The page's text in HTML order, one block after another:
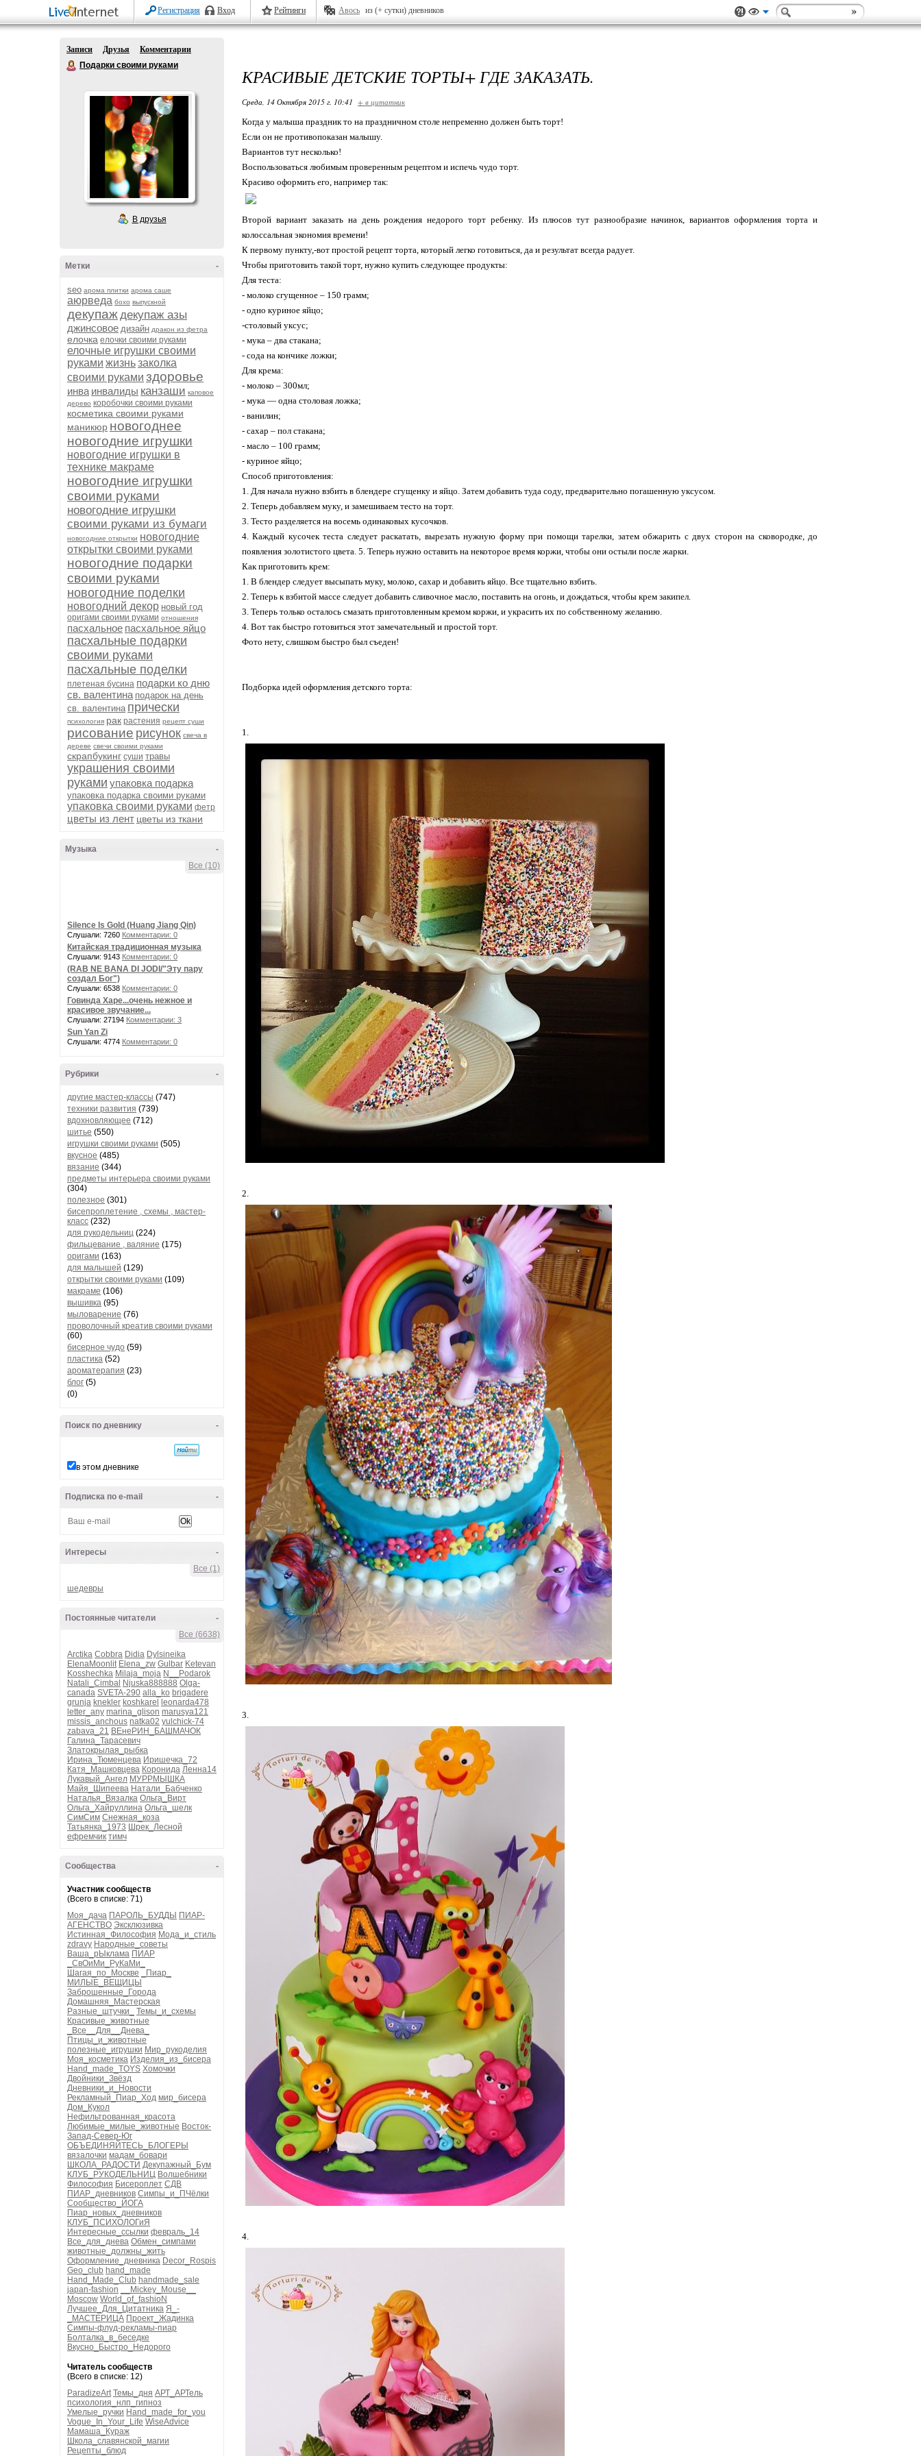
Регистрация Вход Рейтинги Авось из (+ сутки) дневников
Записи Друзья
Комментарии
Подарки своими руками
В друзья
-
Метки
seo арома плитки арома саше
аюрведа бохо выпускной
декупаждекупаж азы
джинсовое дизайн дракон из фетра
елочка елочки своими руками
елочные игрушки своими
руками жизньзаколка
своими руками здоровье
инва инвалиды канзаши каповое
дерево коробочки своими руками
косметика своими руками
маникюр новогоднее
новогодние игрушки
новогодние игрушки в
технике макраме
новогодние игрушки
своими руками
новогодние игрушки
своими руками из бумаги
новогодние открытки новогодние
открытки своими руками
новогодние подарки
своими руками
новогодние поделки
новогодний декор новый год
оригами своими руками отношения
пасхальное пасхальное яйцо
пасхальные подарки
своими руками
пасхальные поделки
плетеная бусина подарки ко дню
св. валентина подарок на день
св. валентина прически
психология рак растения рецепт суши
рисование рисунок свеча в
дереве свечи своими руками
скрапбукинг суши травы
украшения своими
руками упаковка подарка
упаковка подарка своими руками
упаковка своими руками фетр
цветы из лент цветы из ткани
-
Музыка
Все (10)
Silence Is Gold (Huang Jiang Qin)
Слушали: 7260 Комментарии: 0
Китайская традиционная музыка
Слушали: 9143 Комментарии: 0
(RAB NE BANA DI JODI/"Эту пару
создал Бог")
Слушали: 6538 Комментарии: 0
Говинда Харе...очень нежное и
красивое звучание...
Слушали: 27194 Комментарии: 3
Sun Yan Zi
Слушали: 4774 Комментарии: 0
-
Рубрики
другие мастер-классы (747)
техники развития (739)
вдохновляющее (712)
шитье (550)
игрушки своими руками (505)
вкусное (485)
вязание (344)
предметы интерьера своими руками
(304)
полезное (301)
бисепроплетение , схемы , мастер-
класс (232)
для рукодельниц (224)
фильцевание , валяние (175)
оригами (163)
для малышей (129)
открытки своими руками (109)
макраме (106)
вышивка (95)
мыловарение (76)
проволочный креатив своими руками
(60)
бисерное чудо (59)
пластика (52)
ароматерапия (23)
блог (5)
(0)
-
Поиск по дневнику
в этом дневнике
-
Подписка по e-mail
-
Интересы
Все (1)
шедевры
-
Постоянные читатели
Все (6638)
Arctika Cobbra Didia Dylsineika
ElenaMoonlit Elena_zw Gulbar Ketevan
Kosshechka Milaja_moja N__Podarok
Natali_Cimbal Njuska888888 Olga-
canada SVETA-290 alla_ko brigadere
grunja knekler koshkarel
leonarda478
letter_any marina_glison marusya121
missis_anchous natka02 yulchick-74
zabava_21 ВЕнеРИН_БАШМАЧОК
Галина_Тарасевич
Златокрылая_рыбка
Ирина_Тюменцева Иришечка_72
Катя_Машковцева Коронида Ленна14
Лукавый_Ангел МУРРМЫШКА
Майя_Шипеева Натали_Бабченко
Наталья_Вязалка Ольга_Вирт
Ольга_Хайруллина Ольга_шелк
СимСим Снежная_коза
Татьянка_1973 Шрек_Лесной
ефремчик тимч
-
Сообщества
Участник сообществ
(Всего в списке: 71)
Моя_дача ПАРОЛЬ_БУДДЫ ПИАР-
АГЕНСТВО Эксклюзивка
Истинная_Философия Мода_и_стиль
zdravy Народные_советы
Ваша_рЫклама ПИАР
_СвОиМи_РуКаМи_
Шагая_по_Москве
_Пиар_
МИЛЫЕ_ВЕЩИЦЫ
Заброшенные_Города
Домашняя_Мастерская
Разные_штучки_
Темы_и_схемы
Красивые_животные
_Все__Для__Днева_
Птицы_и_животные
полезные_игрушки Мир_рукоделия
Моя_косметика Изделия_из_бисера
Hand_made_TOYS Хомочки
Двойники_Звёзд
Дневники_и_Новости
Рекламный_Пиар_Ход мир_бисера
Дом_Кукол
Нефильтрованная_красота
Любимые_милые_животные Восток-
Запад-Север-Юг
ОБЪЕДИНЯЙТЕСЬ_БЛОГЕРЫ
вязалочки мадам_бовари
ШКОЛА_РАДОСТИ Декупажный_Бум
КЛУБ_РУКОДЕЛЬНИЦ Волшебники
Философия Бисероплет СДВ
ПИАР_дневников Симпы_и_ПЧёлки
Сообщество_ЙОГА
Пиар_новых_дневников
КЛУБ_ПСИХОЛОГиЯ
Интересные_ссылки февраль_14
Все_для_днева Обмен_симпами
животные_должны_жить
Оформление_дневника Decor_Rospis
Geo_club hand_made
Hand_Made_Club handmade_sale
japan-fashion
__Mickey_Mouse__
Moscow World_of_fashioN
Лучшее_Для_Цитатника Я_-
_МАСТЕРИЦА Проект_Жадинка
Симпы-флуд-рекламы-пиар
Болталка_в_беседке
Вкусно_Быстро_Недорого
Читатель сообществ
(Всего в списке: 12)
ParadizeArt Темы_дня АРТ_АРТель
психология_нлп_гипноз
Умелые_ручки Hand_made_for_you
Vogue_In_Your_Life WiseAdvice
Мамаша_Кураж
Школа_славянской_магии
Рецепты_блюд
КРАСИВЫЕ ДЕТСКИЕ ТОРТЫ+ ГДЕ ЗАКАЗАТЬ.
Среда, 14 Октября 2015 г. 10:41 + в цитатник
Когда у малыша праздник то на праздничном столе непременно должен быть торт!
Если он не противопоказан малышу.
Вариантов тут несколько!
Воспользоваться любимым проверенным рецептом и испечь чудо торт.
Красиво оформить его, например так:
Второй вариант заказать на день рождения недорого торт ребенку. Из плюсов тут разнообразие начинок, вариантов оформления торта и
колоссальная экономия времени!
К первому пункту,-вот простой рецепт торта, который легко готовиться, да и результат всегда радует.
Чтобы приготовить такой торт, нужно купить следующее продукты:
Для теста:
- молоко сгущенное – 150 грамм;
- одно куриное яйцо;
-столовый уксус;
- мука – два стакана;
- сода на кончике ложки;
Для крема:
- молоко – 300мл;
- мука — одна столовая ложка;
- ванилин;
- сахар – пол стакана;
- масло – 100 грамм;
- куриное яйцо;
Способ приготовления:
1. Для начала нужно взбить в блендере сгущенку и яйцо. Затем добавить туда соду, предварительно погашенную уксусом.
2. Теперь добавляем муку, и замешиваем тесто на торт.
3. Тесто разделяется на восемь одинаковых кусочков.
4. Каждый кусочек теста следует раскатать, вырезать нужную форму при помощи тарелки, затем обжарить с двух сторон на сковородке, до
появления золотистого цвета. 5. Теперь нужно оставить на некоторое время коржи, чтобы они остыли после жарки.
Как приготовить крем:
1. В блендер следует высыпать муку, молоко, сахар и добавить яйцо. Все тщательно взбить.
2. Теперь к взбитой массе следует добавить сливочное масло, поставить на огонь, и дождаться, чтобы крем закипел.
3. Теперь только осталось смазать приготовленным кремом коржи, и украсить их по собственному желанию.
4. Вот так быстро готовиться этот замечательный и простой торт.
Фото нету, слишком быстро был съеден!
Подборка идей оформления детского торта:
1.
2.
3.
4.